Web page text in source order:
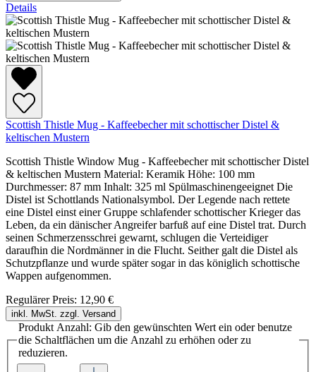
Details
Scottish Thistle Mug - Kaffeebecher mit schottischer Distel &
keltischen Mustern
Scottish Thistle Window Mug - Kaffeebecher mit schottischer Distel
& keltischen Mustern Material: Keramik Höhe: 100 mm
Durchmesser: 87 mm Inhalt: 325 ml Spülmaschinengeeignet Die
Distel ist Schottlands Nationalsymbol. Der Legende nach rettete
eine Distel einst einer Gruppe schlafender schottischer Krieger das
Leben, da ein dänischer Angreifer barfuß auf eine Distel trat. Durch
seinen Schmerzensschrei gewarnt, schlugen die Verteidiger
daraufhin die Nordmänner in die Flucht. Seither galt die Distel als
Schutzpflanze und wurde später sogar in das königlich schottische
Wappen aufgenommen.
Regulärer Preis: 12,90 €
inkl. MwSt. zzgl. Versand
Produkt Anzahl: Gib den gewünschten Wert ein oder benutze
die Schaltflächen um die Anzahl zu erhöhen oder zu
reduzieren.